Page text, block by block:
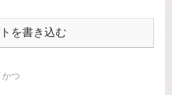
を書き込む
つ